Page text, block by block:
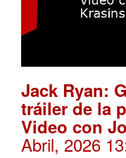
Jack Ryan:
tráiler de la
Video con
Abril, 2026